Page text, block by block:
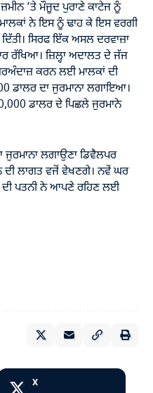
ਜ਼ਮੀਨ ’ਤੇ ਮੌਜੂਦ ਪੁਰਾਣੇ ਕਾਟੇਜ ਨੂੰ
ਨੇ ਇਸ ਨੂੰ ਢਾਹ ਕੇ ਇਸ ਵਰਗੀ
ਸਿਰਫ ਇੱਕ ਅਸਲ ਦਰਵਾਜ਼ਾ
ਰੱਖਿਆ। ਜ਼ਿਲ੍ਹਾ ਅਦਾਲਤ ਦੇ ਜੱਜ
ਕਰਨ ਲਈ ਮਾਲਕਾਂ ਦੀ
ਡਾਲਰ ਦਾ ਜੁਰਮਾਨਾ ਲਗਾਇਆ।
ਡਾਲਰ ਦੇ ਪਿਛਲੇ ਜੁਰਮਾਨੇ
ਜੁਰਮਾਨਾ ਲਗਾਉਣਾ ਡਿਵੈਲਪਰ
ਦੀ ਲਾਗਤ ਵਜੋਂ ਵੇਖਣਗੇ। ਨਵੇਂ ਘਰ
ਦੀ ਪਤਨੀ ਨੇ ਆਪਣੇ ਰਹਿਣ ਲਈ
X